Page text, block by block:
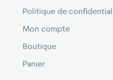
Politique de
Mon compte
Boutique
Panier